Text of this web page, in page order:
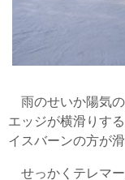
雨のせいか陽気
エッジが横滑りす
イスバーンの方が
せっかくテレマ